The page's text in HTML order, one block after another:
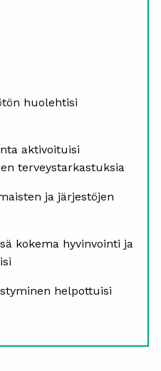
huolehtisi
aktivoituisi
terveystarkastuksia
ja järjestöjen
kokema hyvinvointi ja
helpottuisi